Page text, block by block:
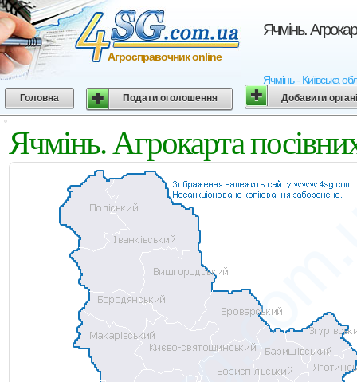
Ячмінь.
Ячмінь - Київська
Агросправочник online
Головна Подати оголошення Добавити
Ячмінь. Агрокарта